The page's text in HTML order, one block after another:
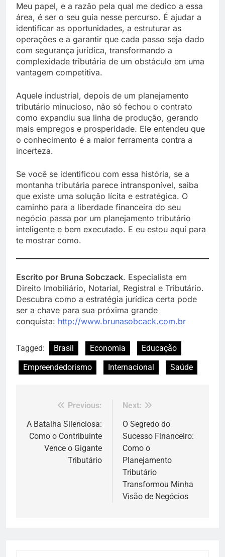
Meu papel, e a razão pela qual me dedico a essa
área, é ser o seu guia nesse percurso. É ajudar a
identificar as oportunidades, a estruturar as
operações e a garantir que cada passo seja dado
com segurança jurídica, transformando a
complexidade tributária de um obstáculo em uma
vantagem competitiva.
Aquele industrial, depois de um planejamento
tributário minucioso, não só fechou o contrato
como expandiu sua linha de produção, gerando
mais empregos e prosperidade. Ele entendeu que
o conhecimento é a maior ferramenta contra a
incerteza.
Se você se identificou com essa história, se a
montanha tributária parece intransponível, saiba
que existe uma solução lícita e estratégica. O
caminho para a liberdade financeira do seu
negócio passa por um planejamento tributário
inteligente e bem executado. E eu estou aqui para
te mostrar como.
Escrito por Bruna Sobczack. Especialista em
Direito Imobiliário, Notarial, Registral e Tributário.
Descubra como a estratégia jurídica certa pode
ser a chave para sua próxima grande
conquista: http://www.brunasobcack.com.br
Tagged: Brasil Economia
Educação
Empreendedorismo
Internacional Saúde
Navegação
de
Post
Previous:
A Batalha Silenciosa:
Como o Contribuinte
Vence o Gigante
Tributário
Next:
O Segredo do
Sucesso Financeiro:
Como o
Planejamento
Tributário
Transformou Minha
Visão de Negócios